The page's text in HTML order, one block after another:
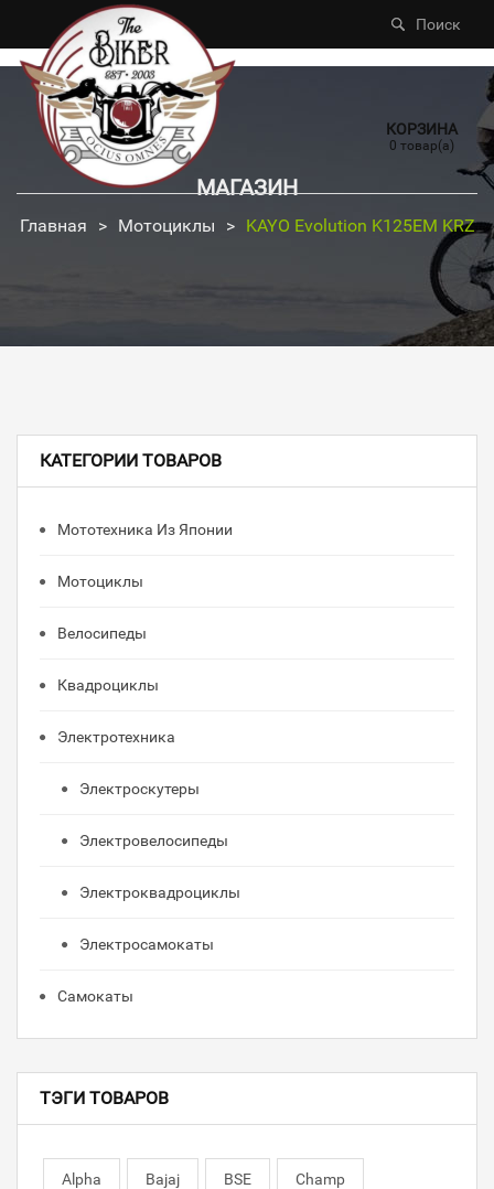
Поиск
КОРЗИНА
0 товар(а)
МАГАЗИН
Главная > Мотоциклы > KAYO Evolution K125EM KRZ
КАТЕГОРИИ ТОВАРОВ
Мототехника Из Японии
Мотоциклы
Велосипеды
Квадроциклы
Электротехника
Электроскутеры
Электровелосипеды
Электроквадроциклы
Электросамокаты
Самокаты
ТЭГИ ТОВАРОВ
Alpha Bajaj BSE Champ